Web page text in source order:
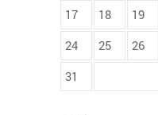
17
18 19
24
25 26
31